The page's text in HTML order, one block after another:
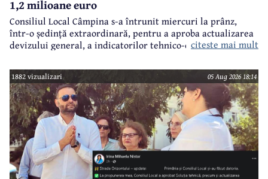
1,2 milioane euro
Consiliul Local Câmpina s-a întrunit miercuri la prânz,
într-o ședință extraordinară, pentru a aproba actualizarea
devizului general, a indicatorilor tehnico-economici și a
realizarea modernizării Străzii Orizontului, obiectiv
finanțat prin Programul Național de Investiții ”Anghel
Saligny”.
citeste mai mult
1882 vizualizari 05 Aug 2026 18:14